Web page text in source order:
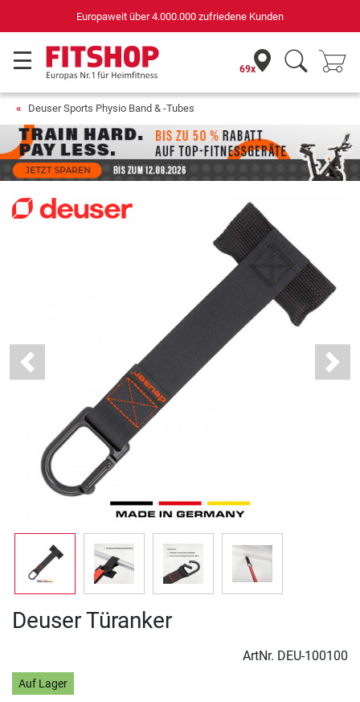
für Sportgeräte (n-tv+DISQ 2016-2024)
69x
Deuser Sports Physio Band & -Tubes
Previous Next
Deuser Türanker
ArtNr. DEU-100100
Auf Lager